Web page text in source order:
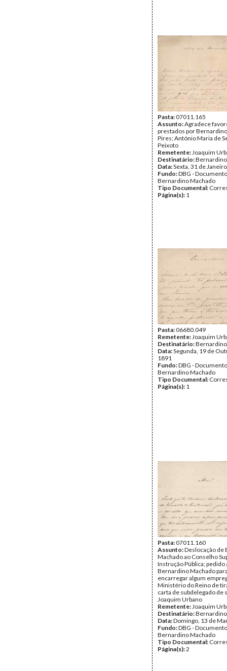
Pasta:07011.165
Assunto:Agradece
prestados por
Pires; António Maria de
Peixoto
Remetente:Joaquim
Destinatário:
Data:Sexta, 31 de
Fundo:DBG -
Bernardino Machado
Tipo Documental:
Página(s): 1
Pasta:06680.049
Remetente:Joaquim
Destinatário:
Data:Segunda, 19 de
1891
Fundo:DBG -
Bernardino Machado
Tipo Documental:
Página(s): 1
Pasta:07011.160
Assunto:Deslocação de
Machado ao Conselho
Instrução Pública; pedido
Bernardino Machado
encarregar algum
Ministério do Reino de
carta de subdelegado de
Joaquim Urbano
Remetente:Joaquim
Destinatário:
Data:Domingo, 13 de
Fundo:DBG -
Bernardino Machado
Tipo Documental:
Página(s):2